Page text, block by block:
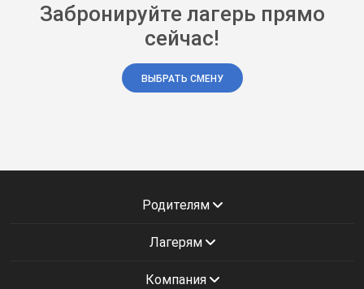
Забронируйте лагерь прямо
сейчас!
ВЫБРАТЬ СМЕНУ
Родителям
Лагерям
Компания